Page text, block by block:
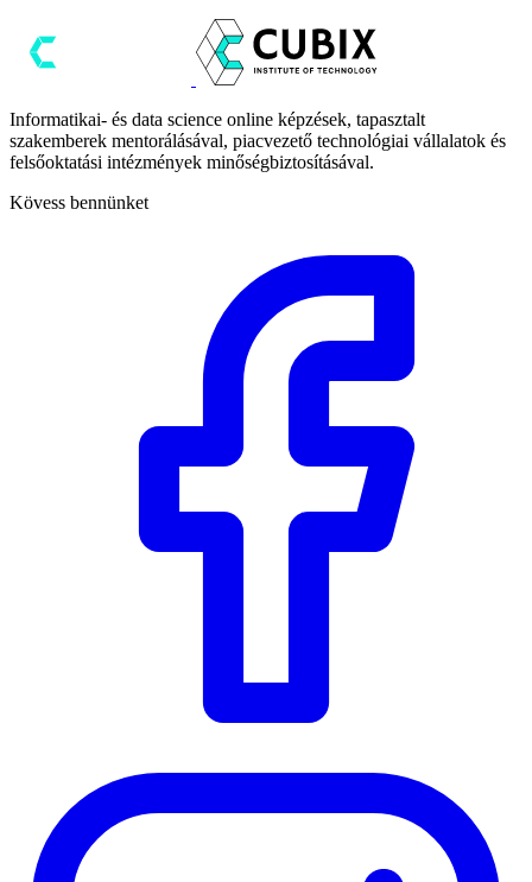
Informatikai- és data science online képzések, tapasztalt
szakemberek mentorálásával, piacvezető technológiai vállalatok és
felsőoktatási intézmények minőségbiztosításával.
Kövess bennünket